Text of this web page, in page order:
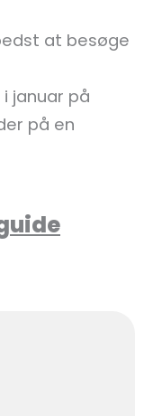
at besøge
januar på
på en